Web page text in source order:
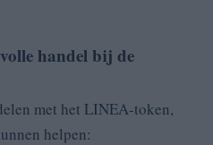
handel bij de
met het LINEA-token,
helpen: